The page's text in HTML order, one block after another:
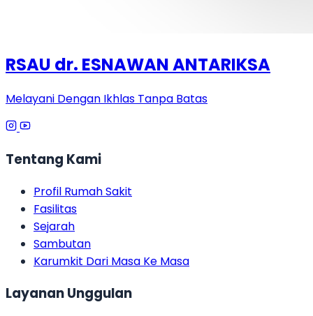
RSAU dr. ESNAWAN ANTARIKSA
Melayani Dengan Ikhlas Tanpa Batas
Tentang Kami
Profil Rumah Sakit
Fasilitas
Sejarah
Sambutan
Karumkit Dari Masa Ke Masa
Layanan Unggulan